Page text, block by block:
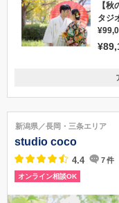
【
タジ
新潟県新潟市中央区長潟
025-287-5111
新潟県／長岡・三条エリア
studio coco
4.4 7件
オンライン相談OK